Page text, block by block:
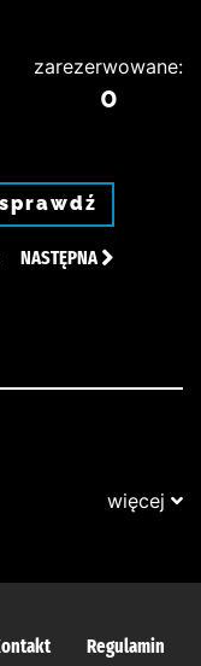
zarezerwowane:
0
sprawdź
NASTĘPNA
więcej
Regulamin